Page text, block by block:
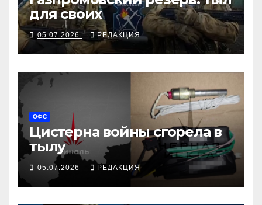
для своих
05.07.2026 РЕДАКЦИЯ
ОФС
Цистерна войны сгорела в
тылу
05.07.2026 РЕДАКЦИЯ